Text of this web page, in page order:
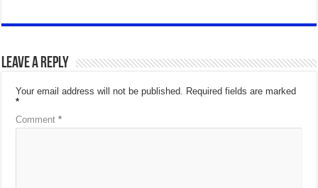
Leave a Reply
Your email address will not be published. Required fields are marked
*
Comment*